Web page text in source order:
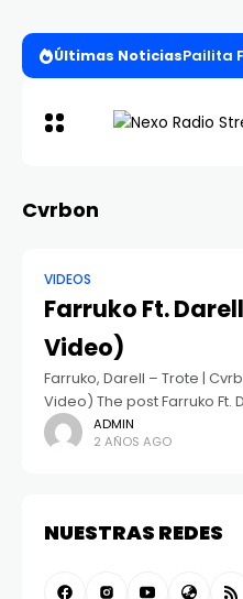
Últimas NoticiasPailita
Cvrbon
VIDEOS
Farruko Ft.
Video)
Farruko, Darell – Trote |
Video) The post Farruko
appeared first on
IPauta
ADMIN
2 AÑOS AGO
NUESTRAS REDES